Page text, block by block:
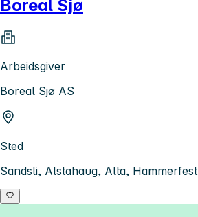
Boreal Sjø
Arbeidsgiver
Boreal Sjø AS
Sted
Sandsli, Alstahaug, Alta, Hammerfest